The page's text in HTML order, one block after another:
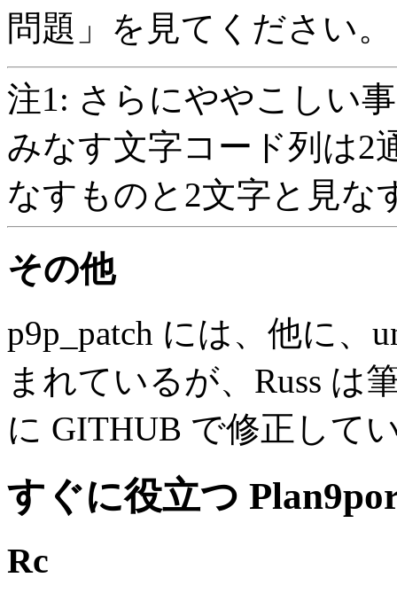
問題」を見てください。
注1: さらにややこしい
みなす文字コード列は2
なすものと2文字と見な
その他
p9p_patch には、他に、
まれているが、Russ は
に GITHUB で修正して
すぐに役立つ
Rc